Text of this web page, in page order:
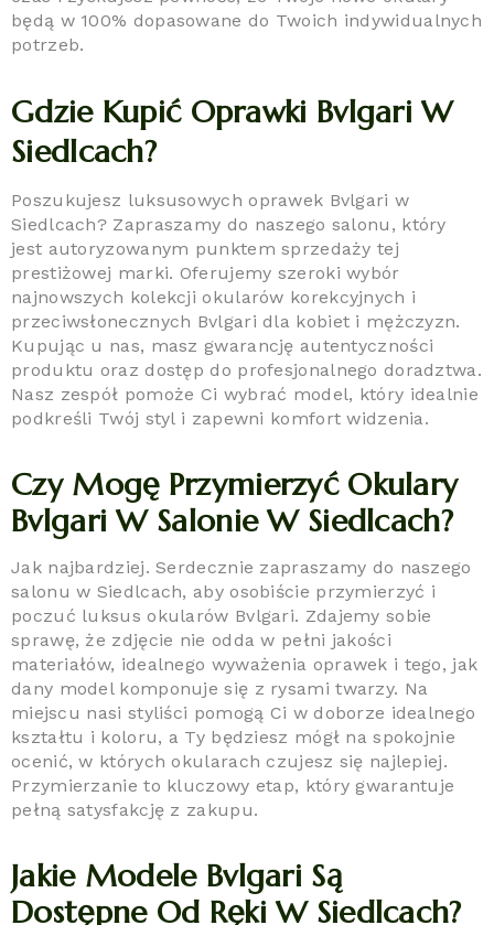
będą w 100% dopasowane do Twoich indywidualnych
potrzeb.
Gdzie Kupić Oprawki Bvlgari W
Siedlcach?
Poszukujesz luksusowych oprawek Bvlgari w
Siedlcach? Zapraszamy do naszego salonu, który
jest autoryzowanym punktem sprzedaży tej
prestiżowej marki. Oferujemy szeroki wybór
najnowszych kolekcji okularów korekcyjnych i
przeciwsłonecznych Bvlgari dla kobiet i mężczyzn.
Kupując u nas, masz gwarancję autentyczności
produktu oraz dostęp do profesjonalnego doradztwa.
Nasz zespół pomoże Ci wybrać model, który idealnie
podkreśli Twój styl i zapewni komfort widzenia.
Czy Mogę Przymierzyć Okulary
Bvlgari W Salonie W Siedlcach?
Jak najbardziej. Serdecznie zapraszamy do naszego
salonu w Siedlcach, aby osobiście przymierzyć i
poczuć luksus okularów Bvlgari. Zdajemy sobie
sprawę, że zdjęcie nie odda w pełni jakości
materiałów, idealnego wyważenia oprawek i tego, jak
dany model komponuje się z rysami twarzy. Na
miejscu nasi styliści pomogą Ci w doborze idealnego
kształtu i koloru, a Ty będziesz mógł na spokojnie
ocenić, w których okularach czujesz się najlepiej.
Przymierzanie to kluczowy etap, który gwarantuje
pełną satysfakcję z zakupu.
Jakie Modele Bvlgari Są
Dostępne Od Ręki W Siedlcach?